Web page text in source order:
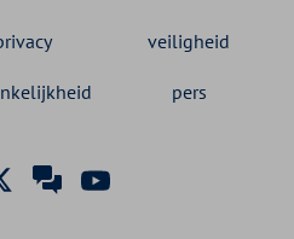
veiligheid
pers